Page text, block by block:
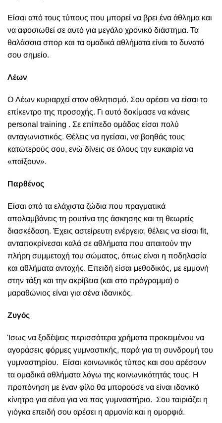
Είσαι από τους τύπους που μπορεί να βρει ένα άθλημα και
να αφοσιωθεί σε αυτό για μεγάλο χρονικό διάστημα. Τα
θαλάσσια σπορ και τα ομαδικά αθλήματα είναι το δυνατό
σου σημείο.
Λέων
Ο Λέων κυριαρχεί στον αθλητισμό. Σου αρέσει να είσαι το
επίκεντρο της προσοχής. Γι αυτό δοκίμασε να κάνεις
personal training . Σε επίπεδο ομάδας είσαι πολύ
ανταγωνιστικός. Θέλεις να ηγείσαι, να βοηθάς τους
κατώτερούς σου, ενώ δίνεις σε όλους την ευκαιρία να
«παίξουν».
Παρθένος
Είσαι από τα ελάχιστα ζώδια που πραγματικά
απολαμβάνεις τη ρουτίνα της άσκησης και τη θεωρείς
διασκέδαση. Έχεις αστείρευτη ενέργεια, θέλεις να είσαι fit,
ανταποκρίνεσαι καλά σε αθλήματα που απαιτούν την
πλήρη συμμετοχή του σώματος, όπως είναι η ποδηλασία
και αθλήματα αντοχής. Επειδή είσαι μεθοδικός, με εμμονή
στην τάξη και την ακρίβεια (και στο πρόγραμμα) ο
μαραθώνιος είναι για σένα ιδανικός.
Ζυγός
Ίσως να ξοδέψεις περισσότερα χρήματα προκειμένου να
αγοράσεις φόρμες γυμναστικής, παρά για τη συνδρομή του
γυμναστηρίου. Είσαι κοινωνικός τύπος και σου αρέσουν
τα ομαδικά αθλήματα λόγω της κοινωνικότητάς τους. Η
προπόνηση με έναν φίλο θα μπορούσε να είναι ιδανικό
κίνητρο για σένα για να πας γυμναστήριο. Σου ταιριάζει η
γιόγκα επειδή σου αρέσει η αρμονία και η ομορφιά.